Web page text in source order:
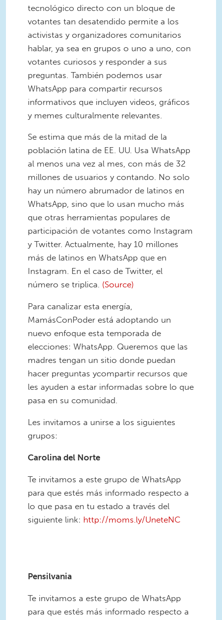
tecnológico directo con un bloque de
votantes tan desatendido permite a los
activistas y organizadores comunitarios
hablar, ya sea en grupos o uno a uno, con
votantes curiosos y responder a sus
preguntas. También podemos usar
WhatsApp para compartir recursos
informativos que incluyen videos, gráficos
y memes culturalmente relevantes.
Se estima que más de la mitad de la
población latina de EE. UU. Usa WhatsApp
al menos una vez al mes, con más de 32
millones de usuarios y contando. No solo
hay un número abrumador de latinos en
WhatsApp, sino que lo usan mucho más
que otras herramientas populares de
participación de votantes como Instagram
y Twitter. Actualmente, hay 10 millones
más de latinos en WhatsApp que en
Instagram. En el caso de Twitter, el
número se triplica. (Source)
Para canalizar esta energía,
MamásConPoder está adoptando un
nuevo enfoque esta temporada de
elecciones: WhatsApp. Queremos que las
madres tengan un sitio donde puedan
hacer preguntas ycompartir recursos que
les ayuden a estar informadas sobre lo que
pasa en su comunidad.
Les invitamos a unirse a los siguientes
grupos:
Carolina del Norte
Te invitamos a este grupo de WhatsApp
para que estés más informado respecto a
lo que pasa en tu estado a través del
siguiente link: http://moms.ly/UneteNC
Pensilvania
Te invitamos a este grupo de WhatsApp
para que estés más informado respecto a